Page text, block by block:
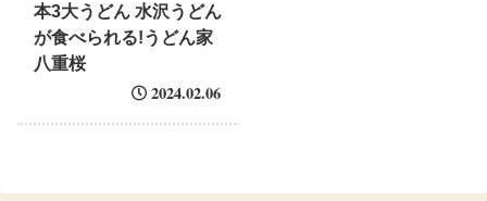
本3大うどん 水沢うどん
が食べられる!うどん家
八重桜
2024.02.06